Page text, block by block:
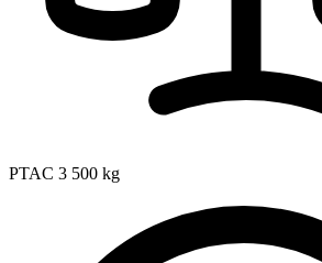
PTAC 3 500 kg